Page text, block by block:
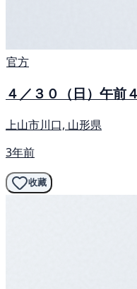
官方
４／３０（日）午前
上山市川口, 山形県
3年前
收藏